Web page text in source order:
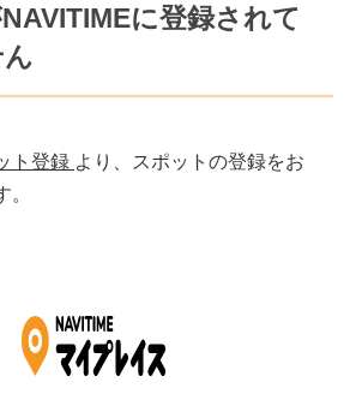
に登録されて
ト登録 より、スポットの登録をお
。